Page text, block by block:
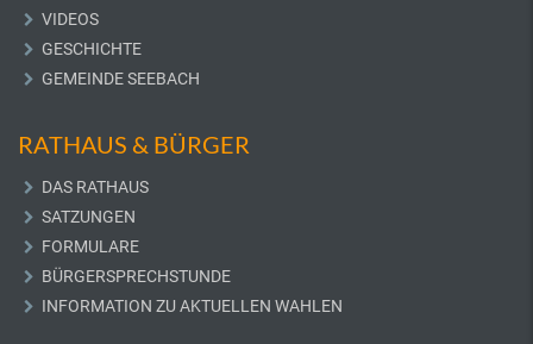
VIDEOS
GESCHICHTE
GEMEINDE SEEBACH
RATHAUS & BÜRGER
DAS RATHAUS
SATZUNGEN
FORMULARE
BÜRGERSPRECHSTUNDE
INFORMATION ZU AKTUELLEN WAHLEN